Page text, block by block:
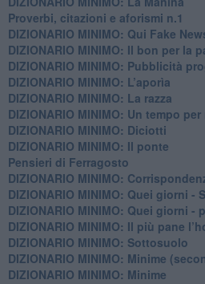
​Proverbi, citazioni e aforismi n.1
DIZIONARIO MINIMO: Qui Fake
DIZIONARIO MINIMO: ​Il bon per la
DIZIONARIO MINIMO: Pubblicità
DIZIONARIO MINIMO: L’aporìa
DIZIONARIO MINIMO: La razza
DIZIONARIO MINIMO: Un tempo
DIZIONARIO MINIMO: Diciotti
DIZIONARIO MINIMO: Il ponte
Pensieri di Ferragosto
DIZIONARIO MINIMO:
DIZIONARIO MINIMO: Quei giorni -
DIZIONARIO MINIMO: Quei giorni -
DIZIONARIO MINIMO: Il più pane
DIZIONARIO MINIMO: Sottosuolo
DIZIONARIO MINIMO: Minime
DIZIONARIO MINIMO: Minime